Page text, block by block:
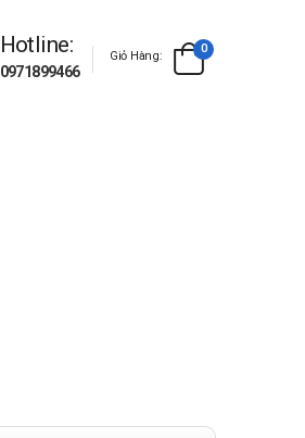
Hotline:
0971899466
Giỏ Hàng:
0